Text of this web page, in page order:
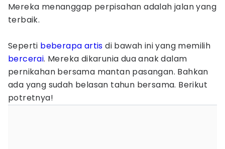
Mereka menanggap perpisahan adalah jalan yang
terbaik.
Seperti beberapa artis di bawah ini yang memilih
bercerai. Mereka dikarunia dua anak dalam
pernikahan bersama mantan pasangan. Bahkan
ada yang sudah belasan tahun bersama. Berikut
potretnya!